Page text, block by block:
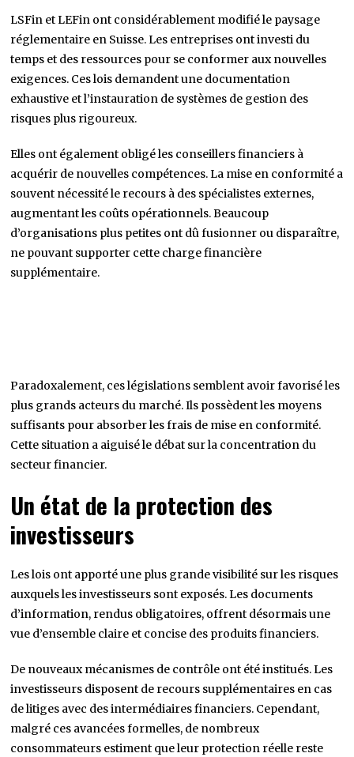
LSFin et LEFin ont considérablement modifié le paysage
réglementaire en Suisse. Les entreprises ont investi du
temps et des ressources pour se conformer aux nouvelles
exigences. Ces lois demandent une documentation
exhaustive et l’instauration de systèmes de gestion des
risques plus rigoureux.
Elles ont également obligé les conseillers financiers à
acquérir de nouvelles compétences. La mise en conformité a
souvent nécessité le recours à des spécialistes externes,
augmentant les coûts opérationnels. Beaucoup
d’organisations plus petites ont dû fusionner ou disparaître,
ne pouvant supporter cette charge financière
supplémentaire.
Paradoxalement, ces législations semblent avoir favorisé les
plus grands acteurs du marché. Ils possèdent les moyens
suffisants pour absorber les frais de mise en conformité.
Cette situation a aiguisé le débat sur la concentration du
secteur financier.
Un état de la protection des
investisseurs
Les lois ont apporté une plus grande visibilité sur les risques
auxquels les investisseurs sont exposés. Les documents
d’information, rendus obligatoires, offrent désormais une
vue d’ensemble claire et concise des produits financiers.
De nouveaux mécanismes de contrôle ont été institués. Les
investisseurs disposent de recours supplémentaires en cas
de litiges avec des intermédiaires financiers. Cependant,
malgré ces avancées formelles, de nombreux
consommateurs estiment que leur protection réelle reste